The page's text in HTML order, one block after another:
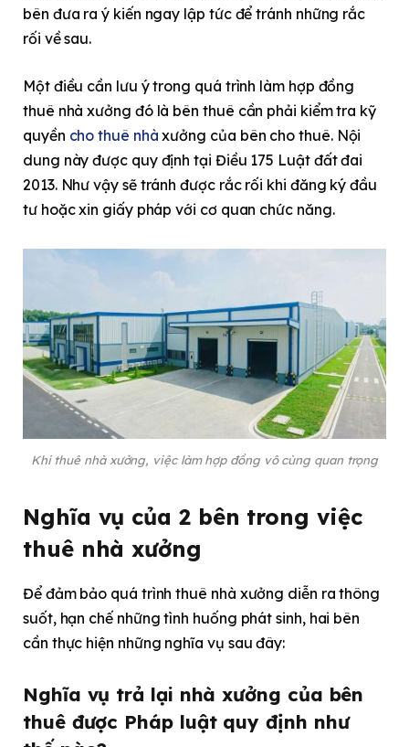
bên đưa ra ý kiến ngay lập tức để tránh những rắc
rối về sau.
Một điều cần lưu ý trong quá trình làm hợp đồng
thuê nhà xưởng đó là bên thuê cần phải kiểm tra kỹ
quyền cho thuê nhà xưởng của bên cho thuê. Nội
dung này được quy định tại Điều 175 Luật đất đai
2013. Như vậy sẽ tránh được rắc rối khi đăng ký đầu
tư hoặc xin giấy pháp với cơ quan chức năng.
Khi thuê nhà xưởng, việc làm hợp đồng vô cùng quan trọng
Nghĩa vụ của 2 bên trong việc
thuê nhà xưởng
Để đảm bảo quá trình thuê nhà xưởng diễn ra thông
suốt, hạn chế những tình huống phát sinh, hai bên
cần thực hiện những nghĩa vụ sau đây:
Nghĩa vụ trả lại nhà xưởng của bên
thuê được Pháp luật quy định như